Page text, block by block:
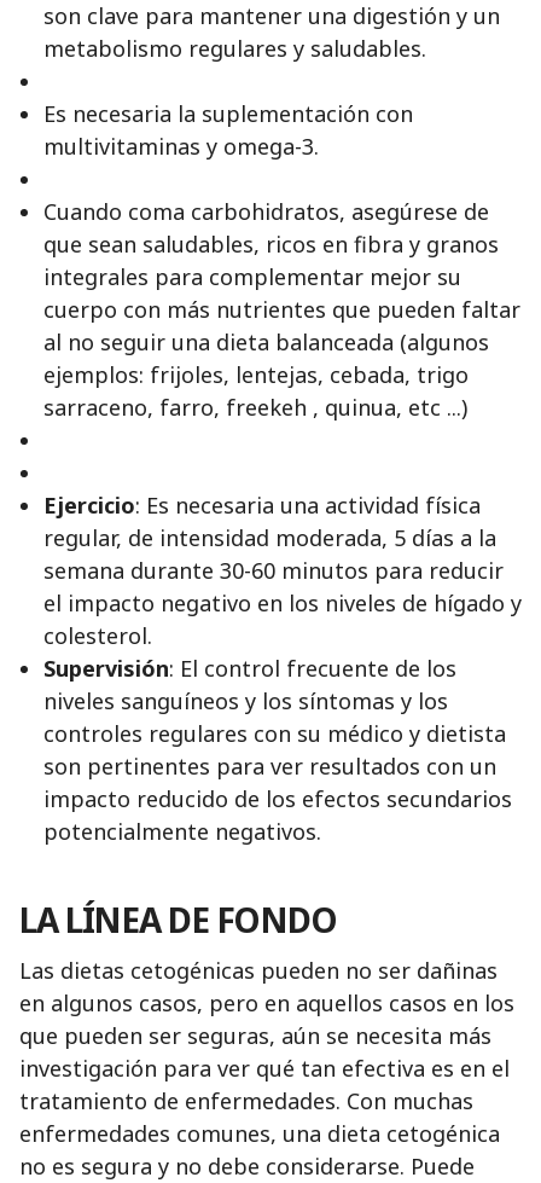
son clave para mantener una digestión y un
metabolismo regulares y saludables.
Es necesaria la suplementación con
multivitaminas y omega-3.
Cuando coma carbohidratos, asegúrese de
que sean saludables, ricos en fibra y granos
integrales para complementar mejor su
cuerpo con más nutrientes que pueden faltar
al no seguir una dieta balanceada (algunos
ejemplos: frijoles, lentejas, cebada, trigo
sarraceno, farro, freekeh , quinua, etc ...)
Ejercicio: Es necesaria una actividad física
regular, de intensidad moderada, 5 días a la
semana durante 30-60 minutos para reducir
el impacto negativo en los niveles de hígado y
colesterol.
Supervisión: El control frecuente de los
niveles sanguíneos y los síntomas y los
controles regulares con su médico y dietista
son pertinentes para ver resultados con un
impacto reducido de los efectos secundarios
potencialmente negativos.
LA LÍNEA DE FONDO
Las dietas cetogénicas pueden no ser dañinas
en algunos casos, pero en aquellos casos en los
que pueden ser seguras, aún se necesita más
investigación para ver qué tan efectiva es en el
tratamiento de enfermedades. Con muchas
enfermedades comunes, una dieta cetogénica
no es segura y no debe considerarse. Puede